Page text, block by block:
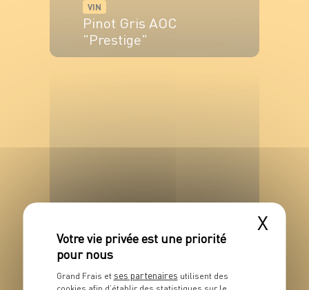
VIN
Pinot Gris AOC
"Prestige"
VOIR LE PRODUIT
X
Grand Frais et ses partenaires utilisent des